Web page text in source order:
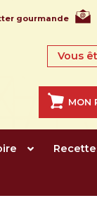
Vous
gourmande
MON